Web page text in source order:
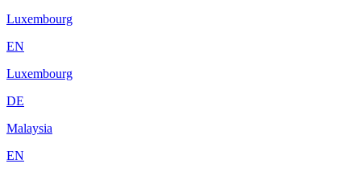
Luxembourg
EN
Luxembourg
DE
Malaysia
EN